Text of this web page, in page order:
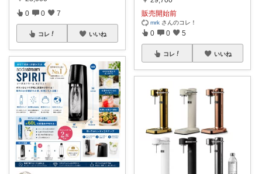
0 0 7
コレ いいね
販売開始前
mrk さんのコレ！
0 0 5
コレ いいね